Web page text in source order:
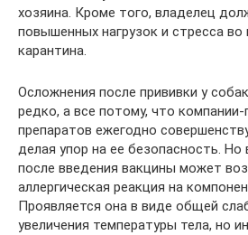
хозяина. Кроме того, владелец
повышенных нагрузок и стресса
карантина.
Осложнения после прививки у
редко, а все потому, что компании-
препаратов ежегодно
делая упор на ее безопасность.
после введения вакцины может
аллергическая реакция на
Проявляется она в виде общей
увеличения температуры тела, но